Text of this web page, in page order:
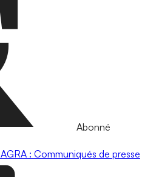
Abonné
AGRA : Communiqués de presse